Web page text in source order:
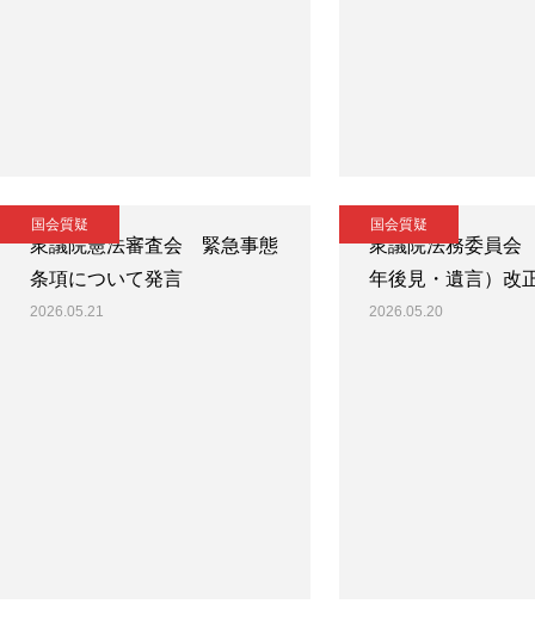
国会質疑
衆議院憲法審査会 緊急事態
条項について発言
2026.05.21
国会質疑
衆議院法務委員
年後見・遺言）改
2026.05.20